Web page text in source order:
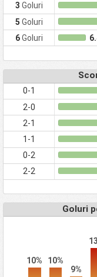
3 Goluri
5 Goluri
6Goluri
0-1
2-0
2-1
1-1
0-2
2-2
Goluri
10%
10%
9%